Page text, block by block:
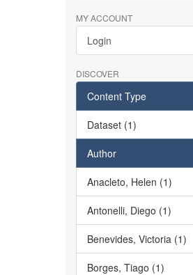
MY ACCOUNT
Login
DISCOVER
Content Type
Dataset (1)
Author
Anacleto, Helen (1)
Antonelli, Diego (1)
Benevides, Victoria (1)
Borges, Tiago (1)